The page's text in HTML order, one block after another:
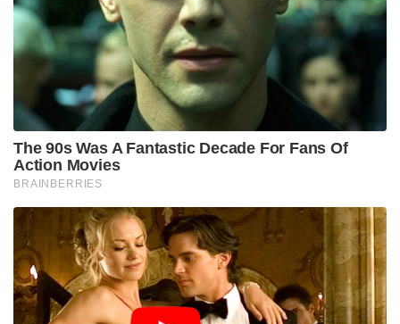
The 90s Was A Fantastic Decade For Fans Of
Action Movies
BRAINBERRIES